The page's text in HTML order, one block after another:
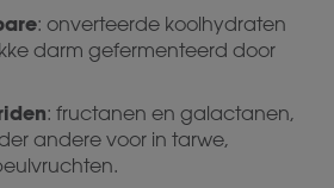
: onverteerde koolhydraten
darm gefermenteerd door
: fructanen en galactanen,
andere voor in tarwe,